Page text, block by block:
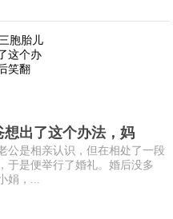
出了这个办法，妈
公是相亲认识，但在相处了一段
于是便举行了婚礼。婚后没多
娟，...